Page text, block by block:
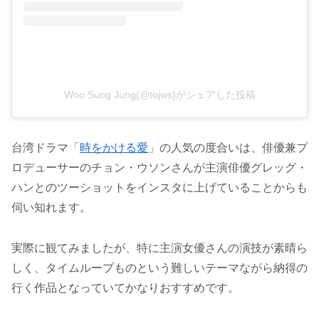
Woo Sung Jung(@tojws)がシェアした投稿
台湾ドラマ「 時をかける愛 」の人気の度合いは、俳優兼プ
ロデューサーのチョン・ウソンさんが主演俳優グレッグ・
ハンとのツーショットをインスタに上げていることからも
伺い知れます。
実際に観てみましたが、特に主演女優さんの演技が素晴ら
しく、タイムループものという難しいテーマながら納得の
行く作品となっていてかなりおすすめです。